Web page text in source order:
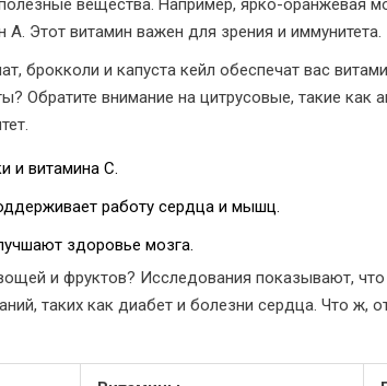
вещества. Например, ярко-оранжевая
Этот витамин важен для зрения и иммунитета.
брокколи и капуста кейл обеспечат вас
Обратите внимание на цитрусовые, такие как
и витамина C.
работу сердца и мышц.
здоровье мозга.
и фруктов? Исследования показывают,
таких как диабет и болезни сердца. Что ж,